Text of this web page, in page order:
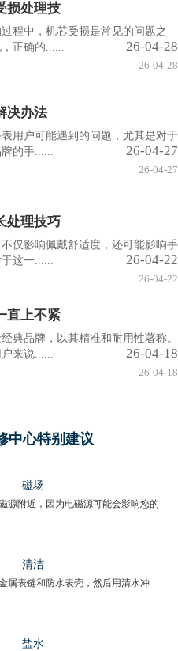
损处理技
程中，机芯受损是常见的问题之
正确的......
26-04-28
26-04-28
决办法
用户可能遇到的问题，尤其是对于
的手......
26-04-27
26-04-27
处理技巧
仅影响佩戴舒适度，还可能影响手
这一......
26-04-22
26-04-22
直上不紧
典品牌，以其精准和耐用性著称。
来说......
26-04-18
26-04-18
中心特别建议
磁场
源附近，因为电磁源可能会影响您的
清洁
属表链和防水表壳，然后用清水冲
盐水